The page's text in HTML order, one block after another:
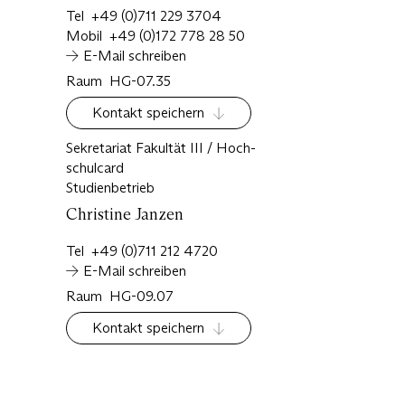
Historische Klaviere
Die Abschlussprüfung wird in zwei
Teilprüfungen abgenommen, der
Repertoireprüfung und der Rezitalprüfung.
Beide Prüfungsteile umfassen zusammen eine
Dauer von ca. 100 Minuten.
Das vorgelegte Programm muss vollständige
Werke umfassen, die die nachstehenden
Epochen abdecken:
Klassik
Frühromantik
Eine Rezitalprüfung von zwischen 70–80
Tel +49 (0)711 229 3704
Mobil +49 (0)172 778 28 50
E-Mail schreiben
Raum HG-07.35
Kontakt speichern
Se­kre­ta­ri­at Fa­kul­tät III / Hoch­
schul­card
Stu­di­en­be­trieb
ChristineJanzen
Tel +49 (0)711 212 4720
E-Mail schreiben
Raum HG-09.07
Kontakt speichern